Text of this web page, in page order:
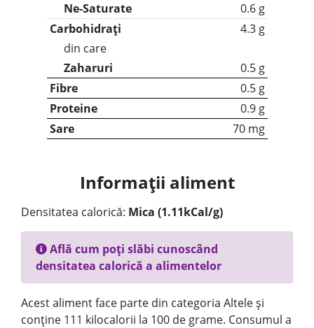
Ne-Saturate
0.6 g
Carbohidrați
4.3 g
din care
Zaharuri
0.5 g
Fibre
0.5 g
Proteine
0.9 g
Sare
70 mg
Informații aliment
Densitatea calorică: Mica (1.11kCal/g)
Află cum poți slăbi cunoscând
densitatea calorică a alimentelor
Acest aliment face parte din categoria Altele și
conține 111 kilocalorii la 100 de grame. Consumul a